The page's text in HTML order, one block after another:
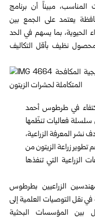
مبيناً أن برنامج
يعتمد على الجمع بين
الحيوية، بما يسهم في الحد
نظيف بأقل التكاليف
في طرطوس أحمد
فعاليات تنظّمها
المعرفة الزراعية،
تطوير زراعة الزيتون من
الزراعية التي تنفذها
الزراعيين بطرطوس
نقل التوصيات العلمية إلى
بين المؤسسات البحثية